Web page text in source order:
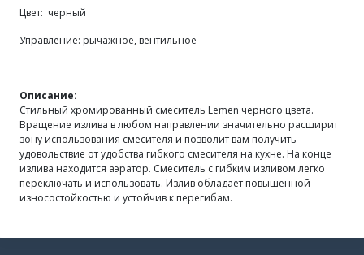
Цвет: черный
Управление: рычажное, вентильное
Описание:
Стильный хромированный смеситель Lemen черного цвета.
Вращение излива в любом направлении значительно расширит
зону использования смесителя и позволит вам получить
удовольствие от удобства гибкого смесителя на кухне. На конце
излива находится аэратор. Смеситель с гибким изливом легко
переключать и использовать. Излив обладает повышенной
износостойкостью и устойчив к перегибам.